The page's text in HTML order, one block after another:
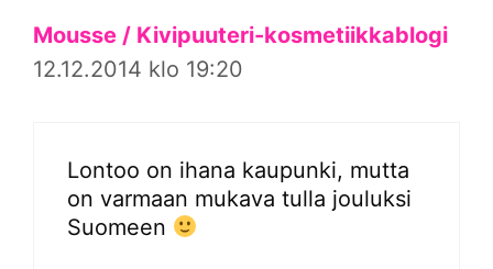
Mousse / Kivipuuteri-kosmetiikkablogi
12.12.2014 klo 19:20
Lontoo on ihana kaupunki, mutta
on varmaan mukava tulla jouluksi
Suomeen